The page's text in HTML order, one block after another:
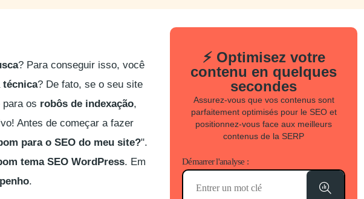
? Para conseguir isso, você
técnica? De fato, se o seu site
os robôs de indexação,
Antes de começar a fazer
para o SEO do meu site?".
tema SEO WordPress. Em
.
⚡ Optimisez votre
contenu en quelques
secondes
Assurez-vous que vos contenus sont
parfaitement optimisés pour le SEO et
positionnez-vous face aux meilleurs
contenus de la SERP
Démarrer l'analyse :